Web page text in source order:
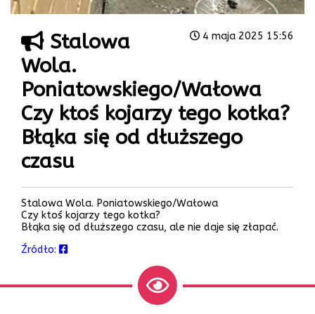
4 maja 2025 15:56
Stalowa
Wola.
Poniatowskiego/Wałowa
Czy ktoś kojarzy tego kotka?
Błąka się od dłuższego
czasu
Stalowa Wola. Poniatowskiego/Wałowa
Czy ktoś kojarzy tego kotka?
Błąka się od dłuższego czasu, ale nie daje się złapać.
Źródło: